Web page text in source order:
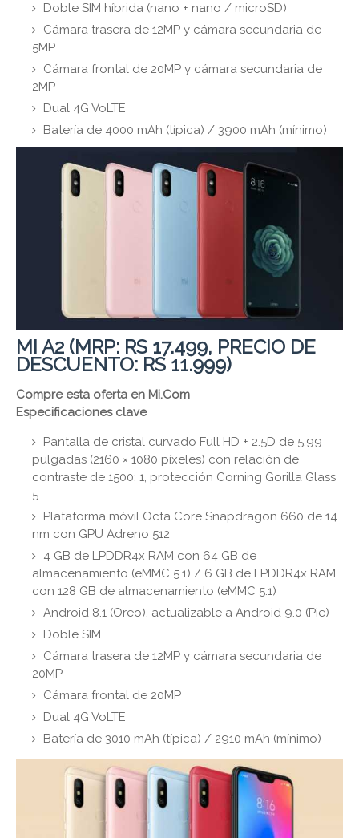
Doble SIM híbrida (nano + nano / microSD)
Cámara trasera de 12MP y cámara secundaria de
5MP
Cámara frontal de 20MP y cámara secundaria de
2MP
Dual 4G VoLTE
Batería de 4000 mAh (típica) / 3900 mAh (mínimo)
MI A2 (MRP: RS 17.499, PRECIO DE
DESCUENTO: RS 11.999)
Compre esta oferta en Mi.Com
Especificaciones clave
Pantalla de cristal curvado Full HD + 2.5D de 5.99
pulgadas (2160 × 1080 píxeles) con relación de
contraste de 1500: 1, protección Corning Gorilla Glass
5
Plataforma móvil Octa Core Snapdragon 660 de 14
nm con GPU Adreno 512
4 GB de LPDDR4x RAM con 64 GB de
almacenamiento (eMMC 5.1) / 6 GB de LPDDR4x RAM
con 128 GB de almacenamiento (eMMC 5.1)
Android 8.1 (Oreo), actualizable a Android 9.0 (Pie)
Doble SIM
Cámara trasera de 12MP y cámara secundaria de
20MP
Cámara frontal de 20MP
Dual 4G VoLTE
Batería de 3010 mAh (típica) / 2910 mAh (mínimo)